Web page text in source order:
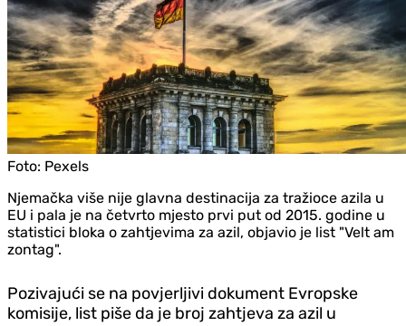
Foto: Pexels
Njemačka više nije glavna destinacija za tražioce azila u
EU i pala je na četvrto mjesto prvi put od 2015. godine u
statistici bloka o zahtjevima za azil, objavio je list "Velt am
zontag".
Pozivajući se na povjerljivi dokument Evropske
komisije, list piše da je broj zahtjeva za azil u